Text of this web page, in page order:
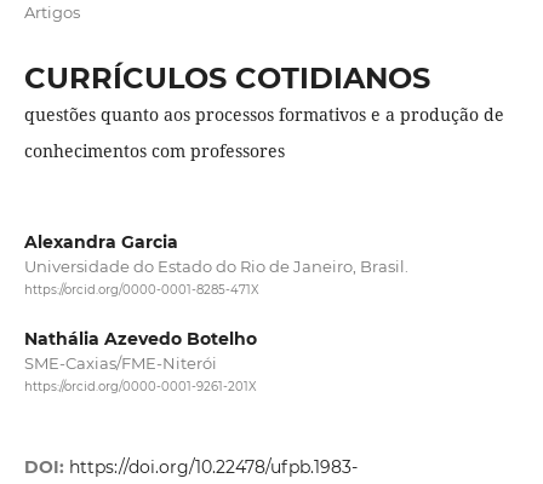
Artigos
CURRÍCULOS COTIDIANOS
questões quanto aos processos formativos e a produção de
conhecimentos com professores
Alexandra Garcia
Universidade do Estado do Rio de Janeiro, Brasil.
https://orcid.org/0000-0001-8285-471X
Nathália Azevedo Botelho
SME-Caxias/FME-Niterói
https://orcid.org/0000-0001-9261-201X
DOI: https://doi.org/10.22478/ufpb.1983-